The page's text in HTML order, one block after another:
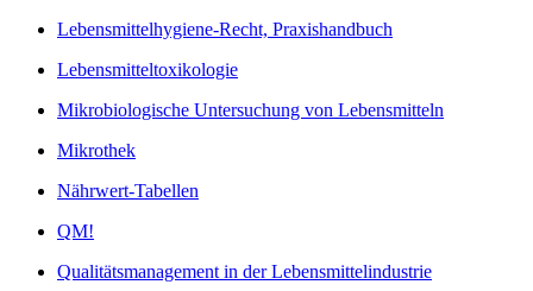
Lebensmittelhygiene-Recht, Praxishandbuch
Lebensmitteltoxikologie
Mikrobiologische Untersuchung von Lebensmitteln
Mikrothek
Nährwert-Tabellen
QM!
Qualitätsmanagement in der Lebensmittelindustrie